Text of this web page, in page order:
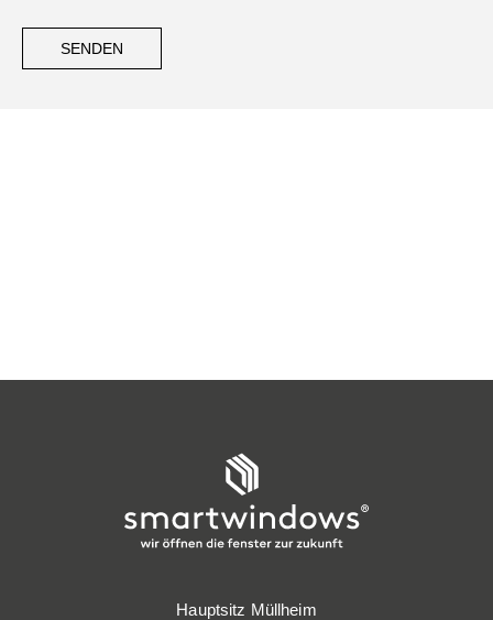
SENDEN
Hauptsitz Müllheim